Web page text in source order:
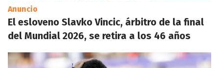
Anuncio
El esloveno Slavko Vincic, árbitro de la final
del Mundial 2026, se retira a los 46 años